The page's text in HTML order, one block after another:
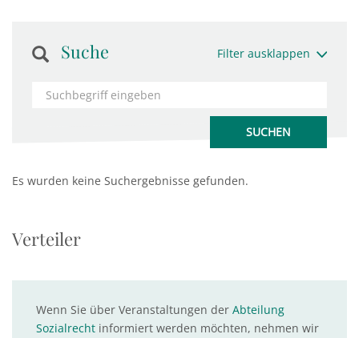
Suche Filter ausklappen
Es wurden keine Suchergebnisse gefunden.
Verteiler
Wenn Sie über Veranstaltungen der Abteilung
Sozialrecht informiert werden möchten, nehmen wir